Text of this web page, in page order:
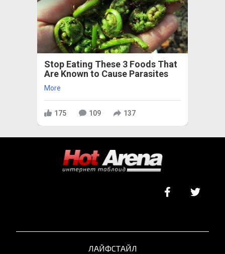
Stop Eating These 3 Foods That
Are Known to Cause Parasites
More
175 109 137
ЛАЙФСТАЙЛ